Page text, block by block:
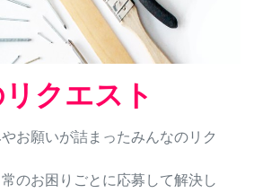
クエスト
お願いが詰まったみんなのリク
のお困りごとに応募して解決し